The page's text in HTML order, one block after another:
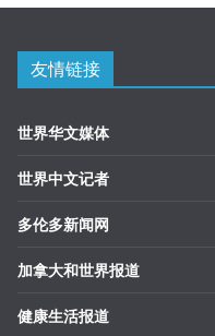
友情链接
世界华文媒体
世界中文记者
多伦多新闻网
加拿大和世界报道
健康生活报道